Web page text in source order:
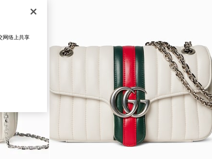
网络上共享